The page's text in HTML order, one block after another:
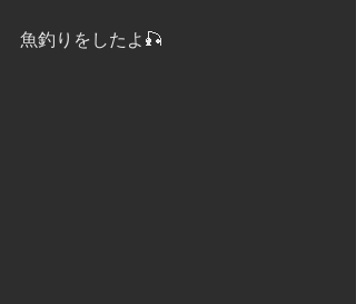
魚釣りをしたよ🎣